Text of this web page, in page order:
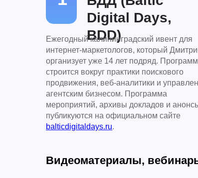
Digital Days,
BDD)
Ежегодный калининградский ивент для
интернет-маркетологов, который
организует уже 14 лет подряд.
строится вокруг практики поискового
продвижения, веб-аналитики и
агентским бизнесом. Программа
мероприятий, архивы докладов и
публикуются на официальном сайте
balticdigitaldays.ru.
Видеоматериалы,